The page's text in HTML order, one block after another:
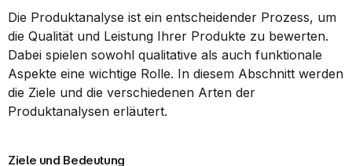
Die Produktanalyse ist ein entscheidender Prozess, um
die Qualität und Leistung Ihrer Produkte zu bewerten.
Dabei spielen sowohl qualitative als auch funktionale
Aspekte eine wichtige Rolle. In diesem Abschnitt werden
die Ziele und die verschiedenen Arten der
Produktanalysen erläutert.
Ziele und Bedeutung